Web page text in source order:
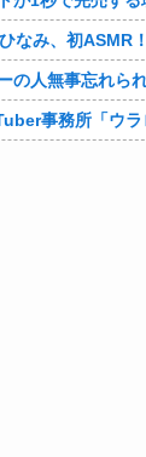
の人無事忘れら